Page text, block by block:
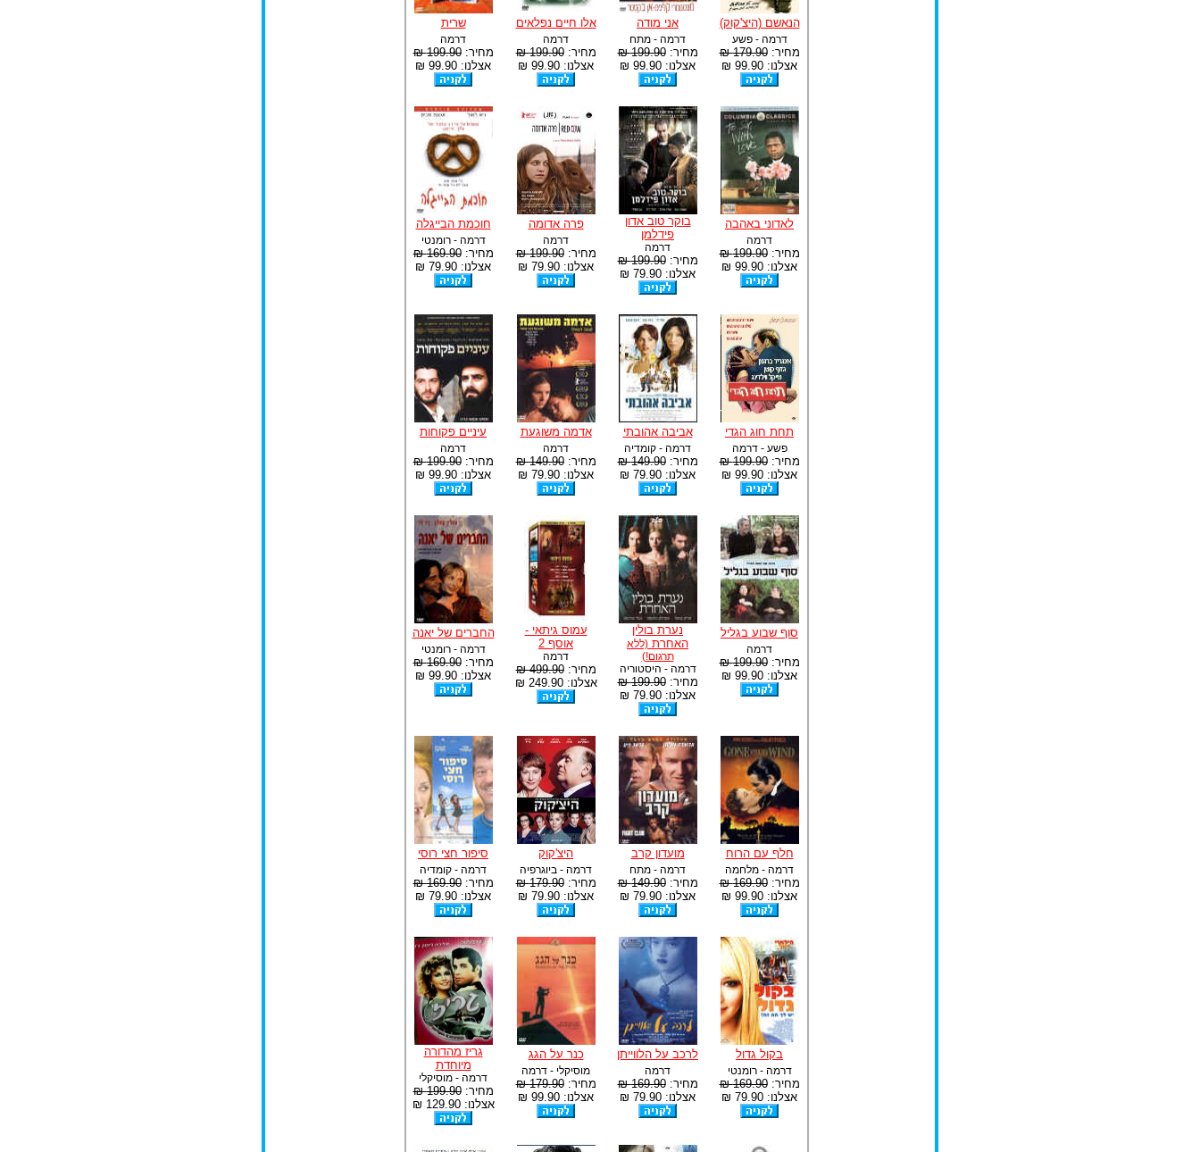
הנאשם (היצ'קוק)
דרמה - פשע
מחיר:179.90 ₪
אצלנו: 99.90 ₪
אני מודה
דרמה - מתח
מחיר:199.90 ₪
אצלנו: 99.90 ₪
אלו חיים נפלאים
דרמה
מחיר:199.90 ₪
אצלנו: 99.90 ₪
שרית
דרמה
מחיר:199.90 ₪
אצלנו: 99.90 ₪
לאדוני באהבה
דרמה
מחיר:199.90 ₪
אצלנו: 99.90 ₪
בוקר טוב אדון
פידלמן
דרמה
מחיר:199.90 ₪
אצלנו: 79.90 ₪
פרה אדומה
דרמה
מחיר:199.90 ₪
אצלנו: 79.90 ₪
חוכמת הבייגלה
דרמה - רומנטי
מחיר:169.90 ₪
אצלנו: 79.90 ₪
תחת חוג הגדי
פשע - דרמה
מחיר:199.90 ₪
אצלנו: 99.90 ₪
אביבה אהובתי
דרמה - קומדיה
מחיר:149.90 ₪
אצלנו: 79.90 ₪
אדמה משוגעת
דרמה
מחיר:149.90 ₪
אצלנו: 79.90 ₪
עיניים פקוחות
דרמה
מחיר:199.90 ₪
אצלנו: 99.90 ₪
סוף שבוע בגליל
דרמה
מחיר:199.90 ₪
אצלנו: 99.90 ₪
נערת בולין
האחרת (ללא
תרגום!)
דרמה - היסטוריה
מחיר:199.90 ₪
אצלנו: 79.90 ₪
עמוס גיתאי -
אוסף 2
דרמה
מחיר:499.90 ₪
אצלנו: 249.90 ₪
החברים של יאנה
דרמה - רומנטי
מחיר:169.90 ₪
אצלנו: 99.90 ₪
חלף עם הרוח
דרמה - מלחמה
מחיר:169.90 ₪
אצלנו: 99.90 ₪
מועדון קרב
דרמה - מתח
מחיר:149.90 ₪
אצלנו: 79.90 ₪
היצ'קוק
דרמה - ביוגרפיה
מחיר:179.90 ₪
אצלנו: 79.90 ₪
סיפור חצי רוסי
דרמה - קומדיה
מחיר:169.90 ₪
אצלנו: 79.90 ₪
בקול גדול
דרמה - רומנטי
מחיר:169.90 ₪
אצלנו: 79.90 ₪
לרכב על הלווייתן
דרמה
מחיר:169.90 ₪
אצלנו: 79.90 ₪
כנר על הגג
מוסיקלי - דרמה
מחיר:179.90 ₪
אצלנו: 99.90 ₪
גריז מהדורה
מיוחדת
דרמה - מוסיקלי
מחיר:199.90 ₪
אצלנו: 129.90 ₪